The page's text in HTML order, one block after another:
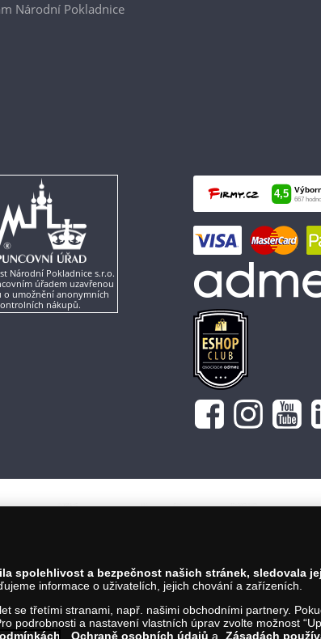
349 Kč
Národní Pokladnice
Národní Pokladnice s.r.o.
úřadem uzavřenou
o umožnění anonymních
nákupů.
spolehlivost a bezpečnost našich stránek, sledovala
informace o uživatelích, jejich chování a zařízeních.
se třetími stranami, např. našimi obchodními partnery.
podrobnosti a nastavení vlastních úprav zvolte možnost
Ochraně osobních údajů a Zásadách